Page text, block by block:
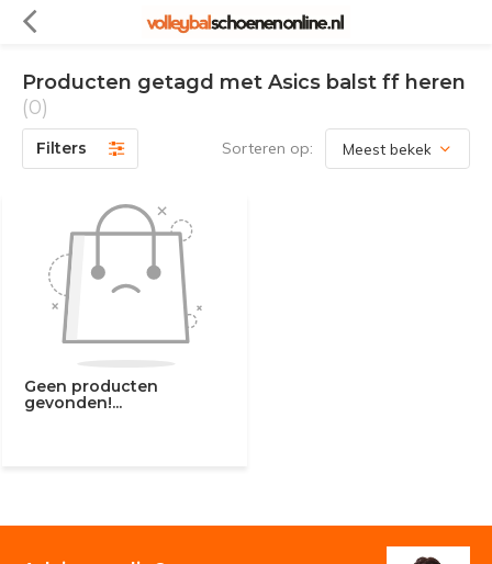
Producten getagd met Asics balst ff heren
(0)
Filters Sorteren op:
Geen producten
gevonden!...